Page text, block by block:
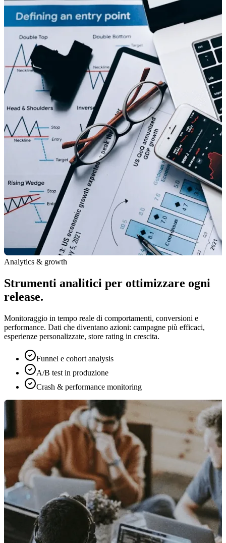
Analytics & growth
Strumenti analitici per ottimizzare ogni
release.
Monitoraggio in tempo reale di comportamenti, conversioni e
performance. Dati che diventano azioni: campagne più efficaci,
esperienze personalizzate, store rating in crescita.
Funnel e cohort analysis
A/B test in produzione
Crash & performance monitoring